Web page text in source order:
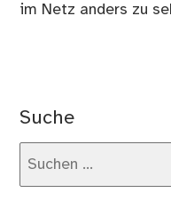
im Netz anders zu
Suche